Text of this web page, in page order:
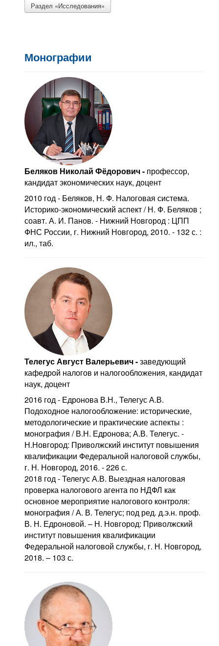
Раздел «Исследования»
Монографии
Беляков Николай Фёдорович - профессор,
кандидат экономических наук, доцент
2010 год - Беляков, Н. Ф. Налоговая система.
Историко-экономический аспект / Н. Ф. Беляков ;
соавт. А. И. Панов. - Нижний Новгород : ЦПП
ФНС России, г. Нижний Новгород, 2010. - 132 с. :
ил., таб.
Телегус Август Валерьевич -заведующий
кафедрой налогов и налогообложения, кандидат
наук, доцент
2016 год - Едронова В.Н., Телегус А.В.
Подоходное налогообложение: исторические,
методологические и практические аспекты :
монография / В.Н. Едронова; А.В. Телегус. -
Н.Новгород: Приволжский институт повышения
квалификации Федеральной налоговой службы,
г. Н. Новгород, 2016. - 226 с.
2018 год - Телегус А.В. Выездная налоговая
проверка налогового агента по НДФЛ как
основное мероприятие налогового контроля:
монография / А. В. Телегус; под ред. д.э.н. проф.
В. Н. Едроновой. – Н. Новгород: Приволжский
институт повышения квалификации
Федеральной налоговой службы, г. Н. Новгород,
2018. – 103 с.